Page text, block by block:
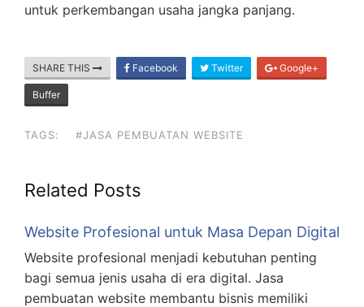
untuk perkembangan usaha jangka panjang.
SHARE THIS Facebook Twitter Google+
Buffer
TAGS: #JASA PEMBUATAN WEBSITE
Related Posts
Website Profesional untuk Masa Depan Digital
Website profesional menjadi kebutuhan penting
bagi semua jenis usaha di era digital. Jasa
pembuatan website membantu bisnis memiliki